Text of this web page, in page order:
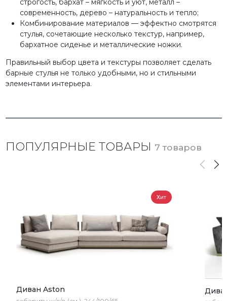
современность, дерево – натуральность и тепло;
Комбинирование материалов — эффектно смотрятся
стулья, сочетающие несколько текстур, например,
бархатное сиденье и металлические ножки.
Правильный выбор цвета и текстуры позволяет сделать
барные стулья не только удобными, но и стильными
элементами интерьера.
ПОПУЛЯРНЫЕ ТОВАРЫ 7 товаров
Хит
Диван Aston